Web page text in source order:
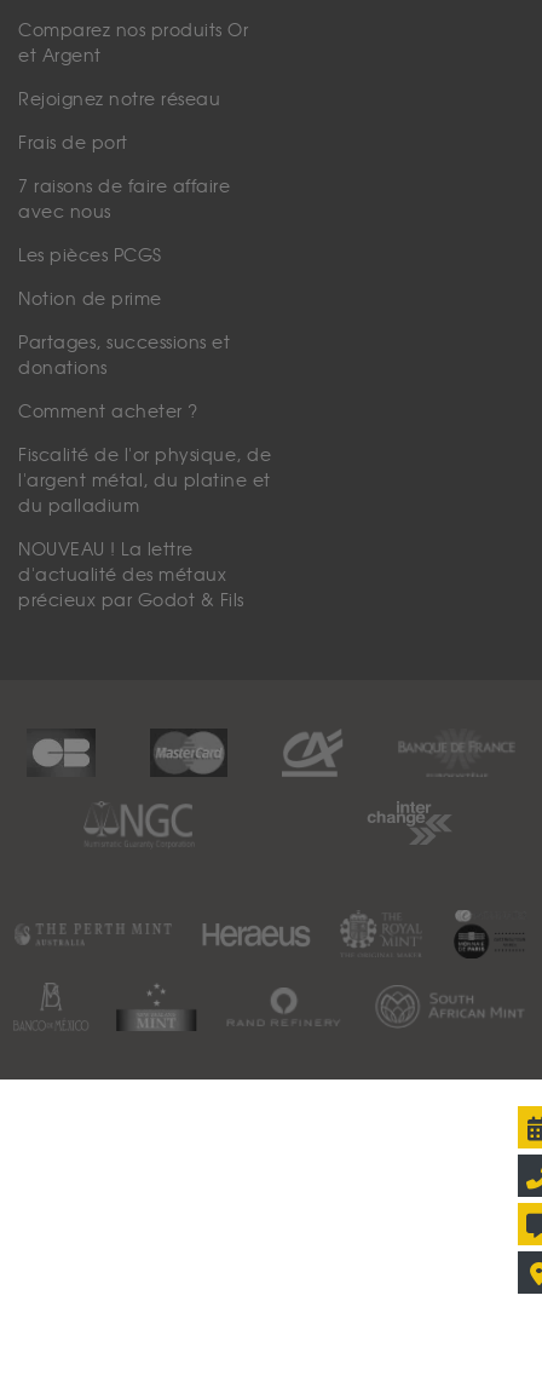
Comparez nos produits Or
et Argent
Rejoignez notre réseau
Frais de port
7 raisons de faire affaire
avec nous
Les pièces PCGS
Notion de prime
Partages, successions et
donations
Comment acheter ?
Fiscalité de l'or physique, de
l'argent métal, du platine et
du palladium
NOUVEAU ! La lettre
d'actualité des métaux
précieux par Godot & Fils